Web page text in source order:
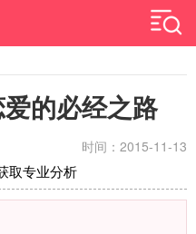
的必经之路
时间：2015-11-13
取专业分析